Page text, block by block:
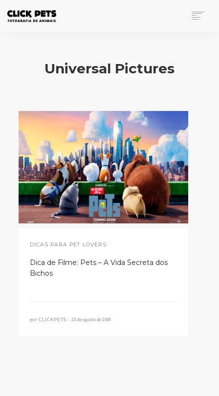
INVESTIMENTOUniversal Pictures
DICAS PARA PET LOVERS
Dica de Filme: Pets – A Vida Secreta dos
Bichos
por CLICKPETS • 23 de agosto de 2016